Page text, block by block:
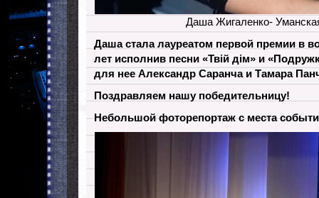
Даша Жигаленко-
Даша стала лауреатом первой премии в
лет исполнив песни «Твiй дiм» и
для нее Александр Саранча и Тамара
Поздравляем нашу победительницу!
Небольшой фоторепортаж с места